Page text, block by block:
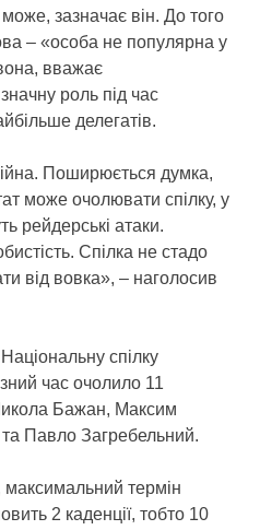
зазначає він. До того
– «особа не популярна у
вона, вважає
роль під час
делегатів.
Поширюється думка,
може очолювати спілку, у
рейдерські атаки.
Спілка не стадо
від вовка», – наголосив
спілку
час очолило 11
Бажан, Максим
Павло Загребельний.
максимальний термін
2 каденції, тобто 10